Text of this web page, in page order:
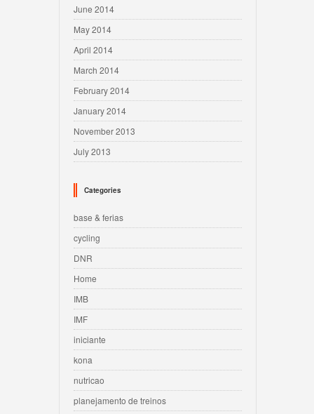
June 2014
May 2014
April 2014
March 2014
February 2014
January 2014
November 2013
July 2013
Categories
base & ferias
cycling
DNR
Home
IMB
IMF
iniciante
kona
nutricao
planejamento de treinos